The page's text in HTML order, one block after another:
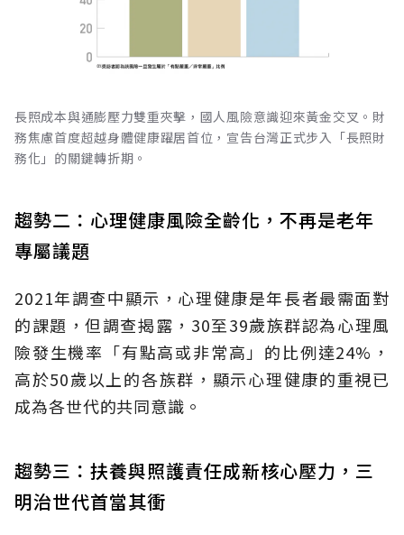
長照成本與通膨壓力雙重夾擊，國人風險意識迎來黃金交叉。財
務焦慮首度超越身體健康躍居首位，宣告台灣正式步入「長照財
務化」的關鍵轉折期。
趨勢二：心理健康風險全齡化，不再是老年
專屬議題
2021年調查中顯示，心理健康是年長者最需面對
的課題，但調查揭露，30至39歲族群認為心理風
險發生機率「有點高或非常高」的比例達24%，
高於50歲以上的各族群，顯示心理健康的重視已
成為各世代的共同意識。
趨勢三：扶養與照護責任成新核心壓力，三
明治世代首當其衝